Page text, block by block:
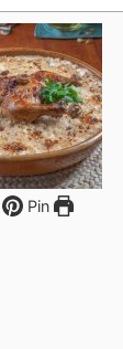
Print
Pin